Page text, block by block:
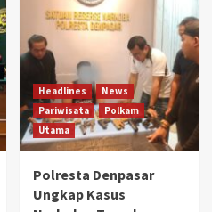
Headlines
News
Pariwisata
Polkam
Utama
Polresta Denpasar
Ungkap Kasus